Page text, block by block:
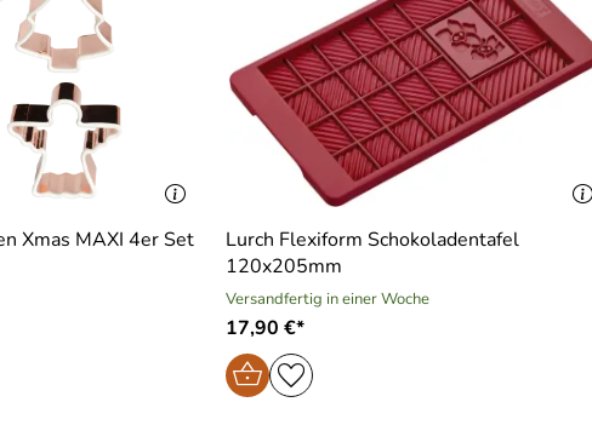
Xmas MAXI 4er Set
Lurch Flexiform Schokoladentafel
120x205mm
Versandfertig in einer Woche
17,90 €*